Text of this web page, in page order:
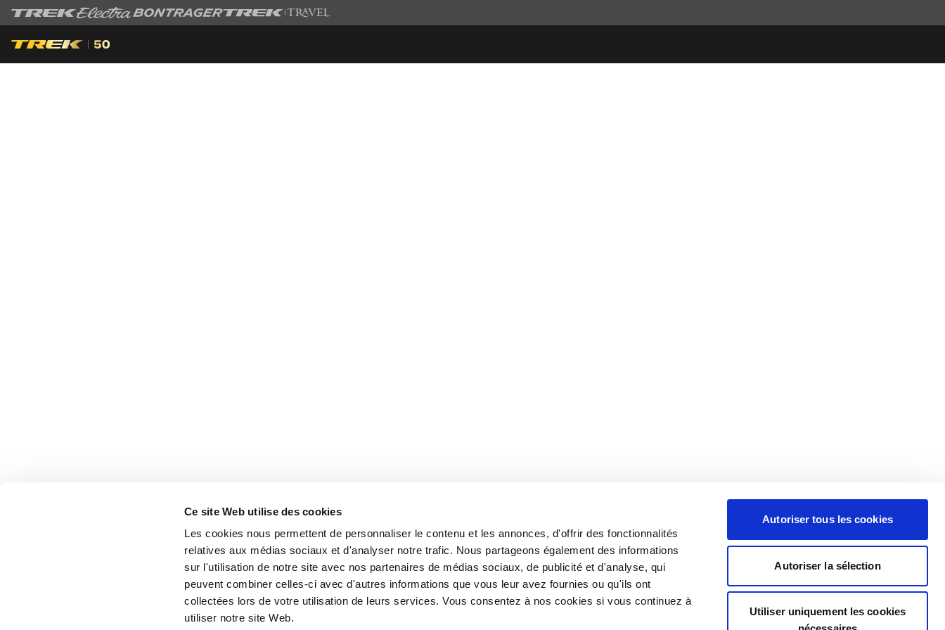
Ce site Web utilise des cookies
Les cookies nous permettent de personnaliser le contenu et les annonces, d'offrir des fonctionnalités
relatives aux médias sociaux et d'analyser notre trafic. Nous partageons également des informations
sur l'utilisation de notre site avec nos partenaires de médias sociaux, de publicité et d'analyse, qui
peuvent combiner celles-ci avec d'autres informations que vous leur avez fournies ou qu'ils ont
collectées lors de votre utilisation de leurs services. Vous consentez à nos cookies si vous continuez à
utiliser notre site Web.
Autoriser tous les cookies
Autoriser la sélection
Utiliser uniquement les cookies